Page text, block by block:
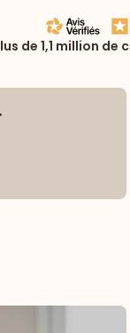
de 1,1 million